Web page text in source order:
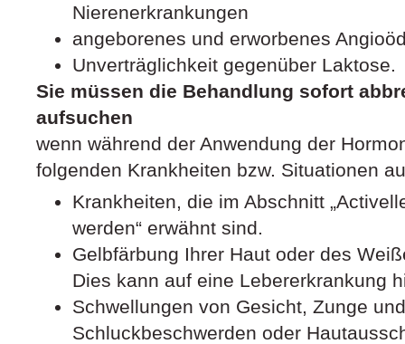
Nierenerkrankungen
angeborenes und erworbenes
Unverträglichkeit gegenüber Laktose.
Sie müssen die Behandlung sofort
aufsuchen
wenn während der Anwendung der
folgenden Krankheiten bzw. Situationen
Krankheiten, die im Abschnitt
werden“ erwähnt sind.
Gelbfärbung Ihrer Haut oder des
Dies kann auf eine Lebererkrankung
Schwellungen von Gesicht, Zunge
Schluckbeschwerden oder